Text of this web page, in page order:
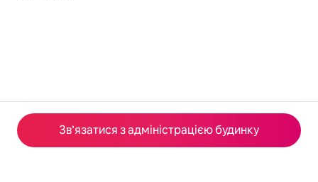
Зв’язатися з адміністрацією будинку